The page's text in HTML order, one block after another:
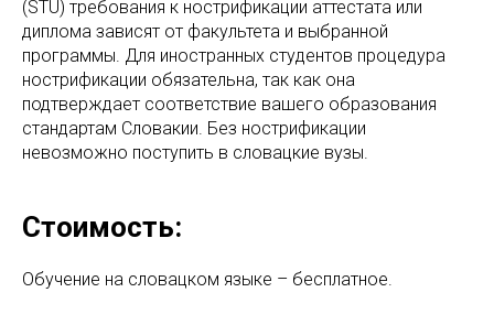
(STU) требования к нострификации аттестата или
диплома зависят от факультета и выбранной
программы. Для иностранных студентов процедура
нострификации обязательна, так как она
подтверждает соответствие вашего образования
стандартам Словакии. Без нострификации
невозможно поступить в словацкие вузы.
Стоимость:
Обучение на словацком языке – бесплатное.